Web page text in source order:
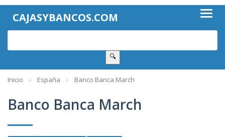
CAJASYBANCOS.COM
🔍
Inicio España Banco Banca March
Banco Banca March